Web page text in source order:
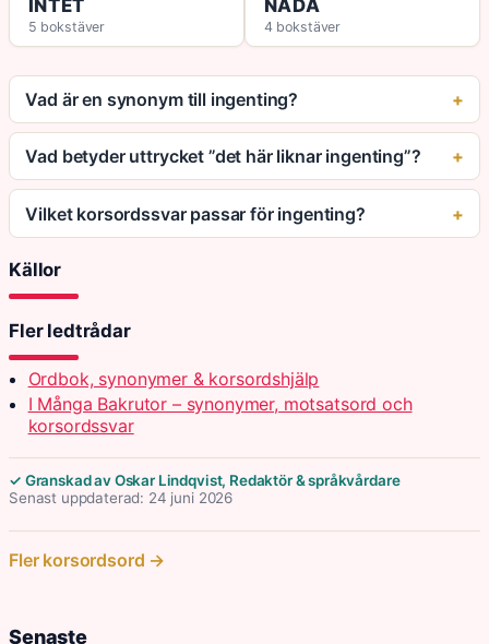
INTET
5 bokstäver
NADA
4 bokstäver
Vad är en synonym till ingenting?
Vad betyder uttrycket ”det här liknar ingenting”?
Vilket korsordssvar passar för ingenting?
Källor
Fler ledtrådar
Ordbok, synonymer & korsordshjälp
I Många Bakrutor – synonymer, motsatsord och
korsordssvar
✓ Granskad av Oskar Lindqvist, Redaktör & språkvårdare
Senast uppdaterad: 24 juni 2026
Fler korsordsord →
Senaste